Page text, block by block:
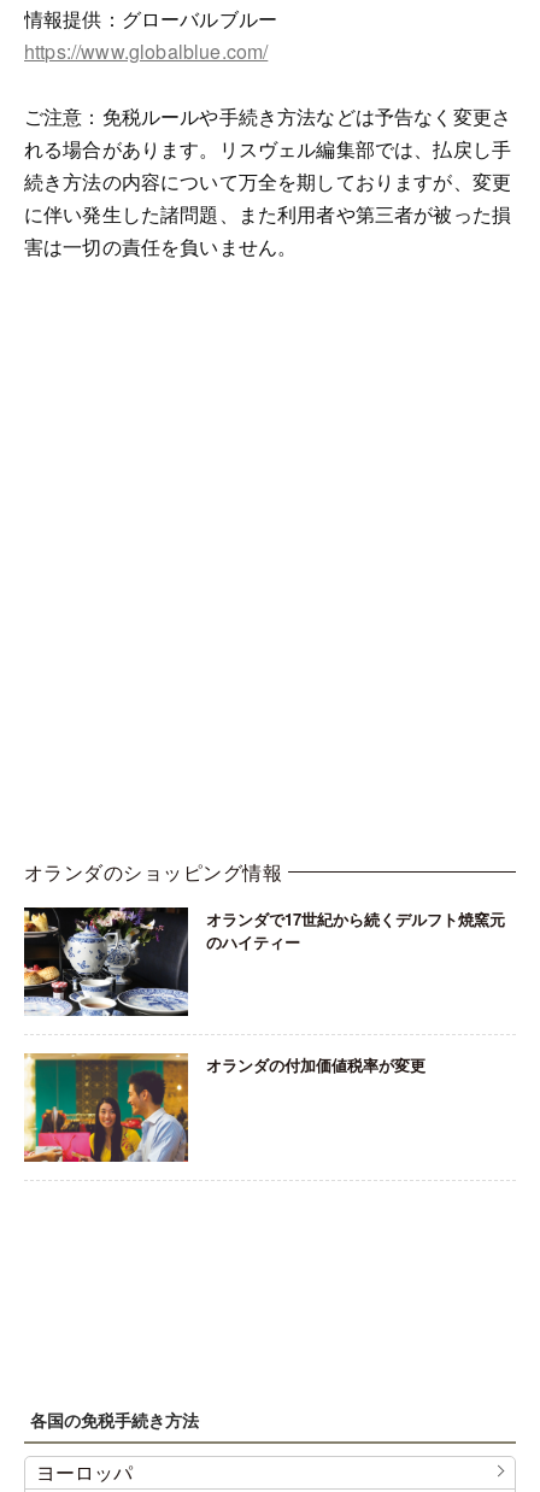
情報提供：グローバルブルー
https://www.globalblue.com/
ご注意：免税ルールや手続き方法などは予告なく変更さ
れる場合があります。リスヴェル編集部では、払戻し手
続き方法の内容について万全を期しておりますが、変更
に伴い発生した諸問題、また利用者や第三者が被った損
害は一切の責任を負いません。
オランダのショッピング情報
オランダで17世紀から続くデルフト焼窯元
のハイティー
オランダの付加価値税率が変更
各国の免税手続き方法
ヨーロッパ